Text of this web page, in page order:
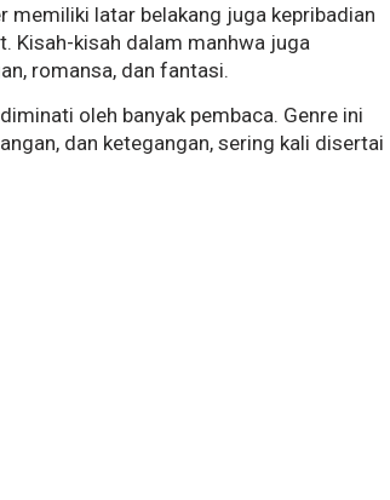
memiliki latar belakang juga kepribadian
Kisah-kisah dalam manhwa juga
romansa, dan fantasi.
oleh banyak pembaca. Genre ini
dan ketegangan, sering kali disertai